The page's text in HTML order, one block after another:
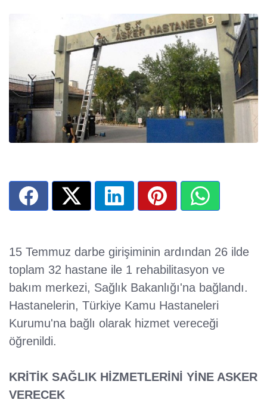
15 Temmuz darbe girişiminin ardından 26 ilde
toplam 32 hastane ile 1 rehabilitasyon ve
bakım merkezi, Sağlık Bakanlığı'na bağlandı.
Hastanelerin, Türkiye Kamu Hastaneleri
Kurumu'na bağlı olarak hizmet vereceği
öğrenildi.
KRİTİK SAĞLIK HİZMETLERİNİ YİNE ASKER
VERECEK